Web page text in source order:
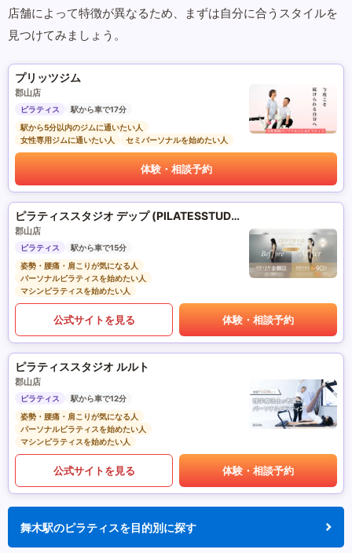
店舗によって特徴が異なるため、まずは自分に合うスタイルを
見つけてみましょう。
プリッツジム
郡山店
ピラティス
駅から車で17分
駅から5分以内のジムに通いたい人
女性専用ジムに通いたい人
セミパーソナルを始めたい人
体験・相談予約
ピラティススタジオ デップ (PILATESSTUDIO DEP)
郡山店
ピラティス
駅から車で15分
姿勢・腰痛・肩こりが気になる人
パーソナルピラティスを始めたい人
マシンピラティスを始めたい人
公式サイトを見る 体験・相談予約
ピラティススタジオ ルルト
郡山店
ピラティス
駅から車で12分
姿勢・腰痛・肩こりが気になる人
パーソナルピラティスを始めたい人
マシンピラティスを始めたい人
公式サイトを見る 体験・相談予約
舞木駅のピラティスを目的別に探す